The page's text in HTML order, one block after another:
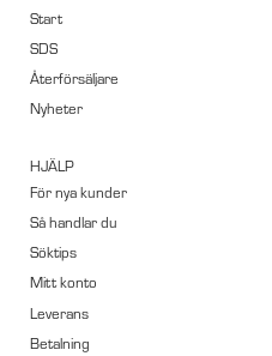
Start
SDS
Återförsäljare
Nyheter
HJÄLP
För nya kunder
Så handlar du
Söktips
Mitt konto
Leverans
Betalning